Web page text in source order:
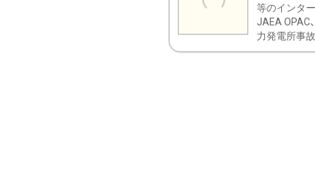
等のインタ
JAEA OPAC
力発電所事